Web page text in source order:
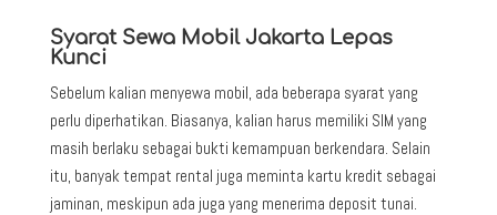
Syarat Sewa Mobil Jakarta Lepas
Kunci
Sebelum kalian menyewa mobil, ada beberapa syarat yang
perlu diperhatikan. Biasanya, kalian harus memiliki SIM yang
masih berlaku sebagai bukti kemampuan berkendara. Selain
itu, banyak tempat rental juga meminta kartu kredit sebagai
jaminan, meskipun ada juga yang menerima deposit tunai.